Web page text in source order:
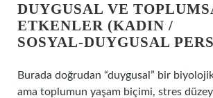
DUYGUSAL VE
ETKENLER (KADIN /
SOSYAL‑DUYGUSAL
Burada doğrudan “duygusal” bir
ama toplumun yaşam biçimi, stres